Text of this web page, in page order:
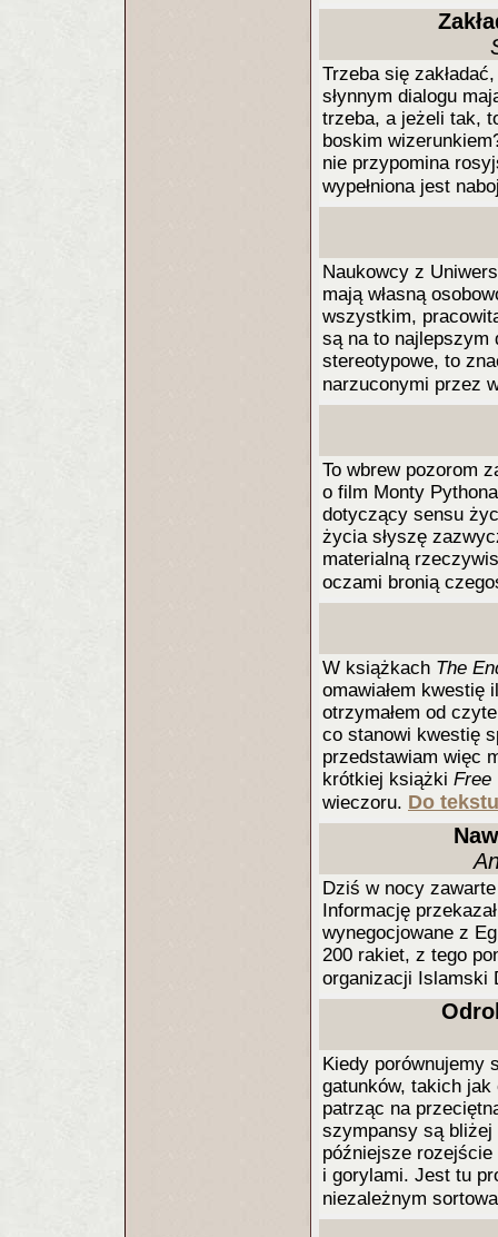
Trzeba się
słynnym dialogu
trzeba, a jeżeli tak,
boskim
nie przypomina
wypełniona jest
Naukowcy z
mają własną
wszystkim,
są na to najlepszym
stereotypowe, to
narzuconymi przez
To wbrew pozorom
o film Monty
dotyczący sensu
życia słyszę
materialną
oczami bronią
W książkach The
omawiałem kwestię
otrzymałem od
co stanowi kwestię
przedstawiam więc
krótkiej książki Free
wieczoru. Do
Dziś w nocy
Informację
wynegocjowane z
200 rakiet, z tego
organizacji Islamski
Kiedy porównujemy
gatunków, takich jak
patrząc na
szympansy są
późniejsze
i gorylami. Jest tu
niezależnym